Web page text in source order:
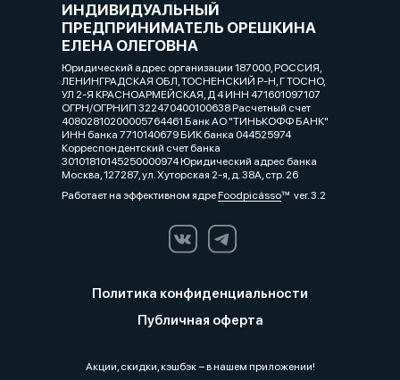
ИНДИВИДУАЛЬНЫЙ
ПРЕДПРИНИМАТЕЛЬ ОРЕШКИНА
ЕЛЕНА ОЛЕГОВНА
Юридический адрес организации 187000, РОССИЯ,
ЛЕНИНГРАДСКАЯ ОБЛ, ТОСНЕНСКИЙ Р-Н, Г ТОСНО,
УЛ 2-Я КРАСНОАРМЕЙСКАЯ, Д 4 ИНН 471601097107
ОГРН/ОГРНИП 322470400100638 Расчетный счет
40802810200005764461 Банк АО "ТИНЬКОФФ БАНК"
ИНН банка 7710140679 БИК банка 044525974
Корреспондентский счет банка
30101810145250000974 Юридический адрес банка
Москва, 127287, ул. Хуторская 2-я, д. 38А, стр. 26
Работает на эффективном ядреFoodpicássover. 3.2
Политика конфиденциальности
Публичная оферта
Акции, скидки, кэшбэк − в нашем приложении!